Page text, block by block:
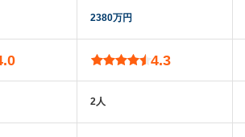
2380万円
4.3
2人